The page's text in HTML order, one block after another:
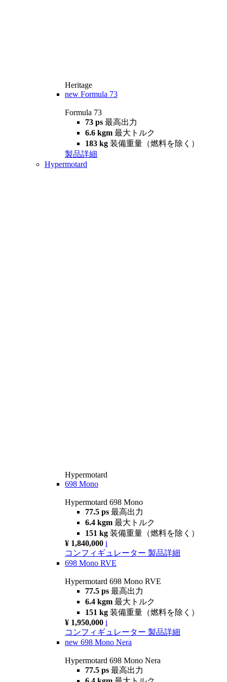
Heritage
new Formula 73
Formula 73
73 ps 最高出力
6.6 kgm 最大トルク
183 kg 装備重量（燃料を除く）
製品詳細
Hypermotard
Hypermotard
698 Mono
Hypermotard 698 Mono
77.5 ps 最高出力
6.4 kgm 最大トルク
151 kg 装備重量（燃料を除く）
¥ 1,840,000 i
コンフィギュレーター 製品詳細
698 Mono RVE
Hypermotard 698 Mono RVE
77.5 ps 最高出力
6.4 kgm 最大トルク
151 kg 装備重量（燃料を除く）
¥ 1,950,000 i
コンフィギュレーター 製品詳細
new 698 Mono Nera
Hypermotard 698 Mono Nera
77.5 ps 最高出力